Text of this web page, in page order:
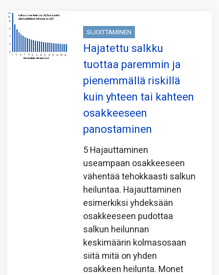
SIJOITTAMINEN
Hajatettu salkku
tuottaa paremmin ja
pienemmällä riskillä
kuin yhteen tai kahteen
osakkeeseen
panostaminen
5 Hajauttaminen
useampaan osakkeeseen
vähentää tehokkaasti salkun
heiluntaa. Hajauttaminen
esimerkiksi yhdeksään
osakkeeseen pudottaa
salkun heilunnan
keskimäärin kolmasosaan
siitä mitä on yhden
osakkeen heilunta. Monet